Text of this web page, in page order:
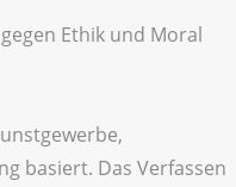
Ethik und Moral
basiert. Das Verfassen